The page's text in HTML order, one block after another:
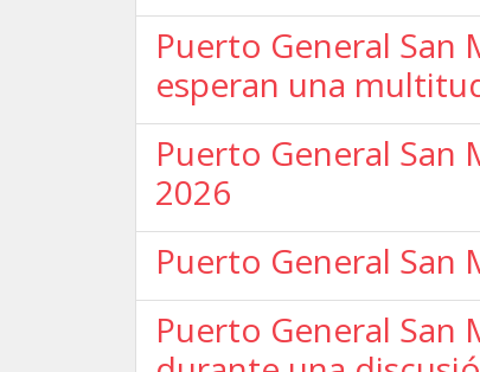
Puerto General San
esperan una
Puerto General
2026
Puerto General
Puerto General